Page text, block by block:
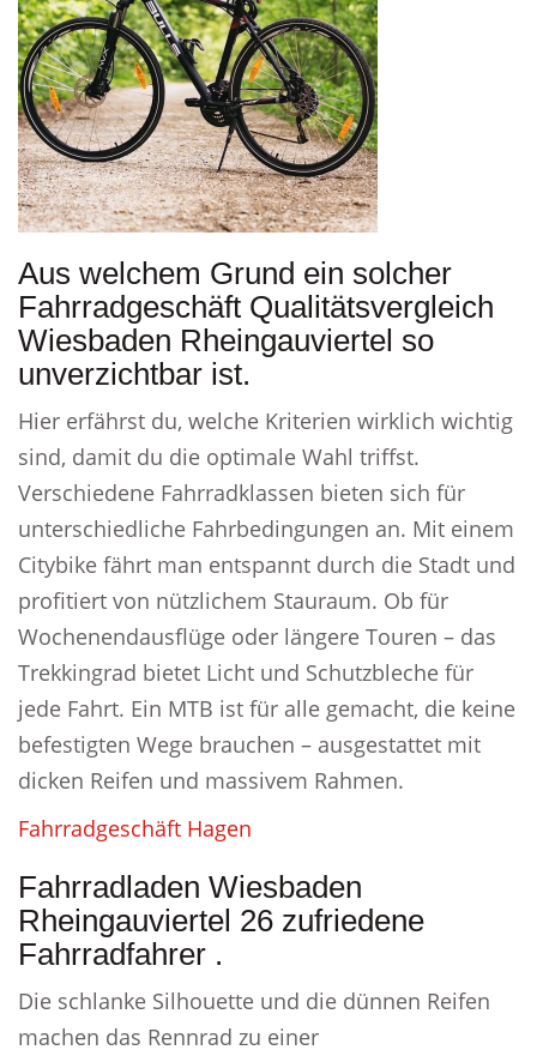
Aus welchem Grund ein solcher
Fahrradgeschäft Qualitätsvergleich
Wiesbaden Rheingauviertel so
unverzichtbar ist.
Hier erfährst du, welche Kriterien wirklich wichtig
sind, damit du die optimale Wahl triffst.
Verschiedene Fahrradklassen bieten sich für
unterschiedliche Fahrbedingungen an. Mit einem
Citybike fährt man entspannt durch die Stadt und
profitiert von nützlichem Stauraum. Ob für
Wochenendausflüge oder längere Touren – das
Trekkingrad bietet Licht und Schutzbleche für
jede Fahrt. Ein MTB ist für alle gemacht, die keine
befestigten Wege brauchen – ausgestattet mit
dicken Reifen und massivem Rahmen.
Fahrradgeschäft Hagen
Fahrradladen Wiesbaden
Rheingauviertel 26 zufriedene
Fahrradfahrer .
Die schlanke Silhouette und die dünnen Reifen
machen das Rennrad zu einer